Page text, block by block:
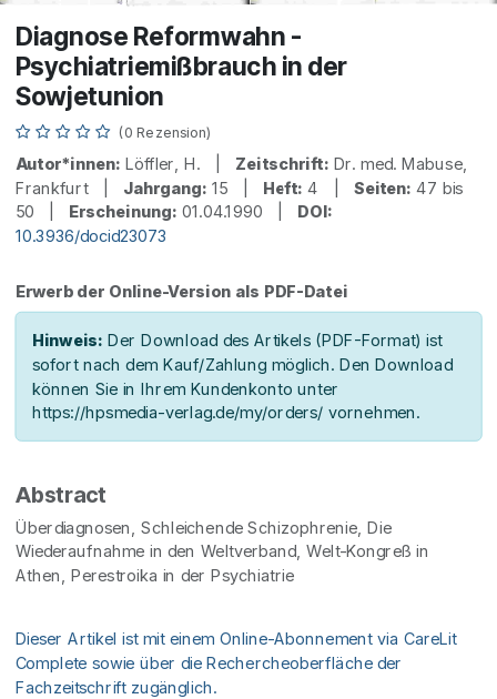
Diagnose Reformwahn -
Psychiatriemißbrauch in der
Sowjetunion
(0 Rezension)
Autor*innen: Löffler, H. | Zeitschrift: Dr. med. Mabuse,
Frankfurt | Jahrgang: 15 | Heft: 4 | Seiten: 47 bis
50 | Erscheinung: 01.04.1990 | DOI:
10.3936/docid23073
Erwerb der Online-Version als PDF-Datei
Hinweis: Der Download des Artikels (PDF-Format) ist
sofort nach dem Kauf/Zahlung möglich. Den Download
können Sie in Ihrem Kundenkonto unter
https://hpsmedia-verlag.de/my/orders/ vornehmen.
Abstract
Überdiagnosen, Schleichende Schizophrenie, Die
Wiederaufnahme in den Weltverband, Welt-Kongreß in
Athen, Perestroika in der Psychiatrie
Dieser Artikel ist mit einem Online-Abonnement via CareLit
Complete sowie über die Rechercheoberfläche der
Fachzeitschrift zugänglich.